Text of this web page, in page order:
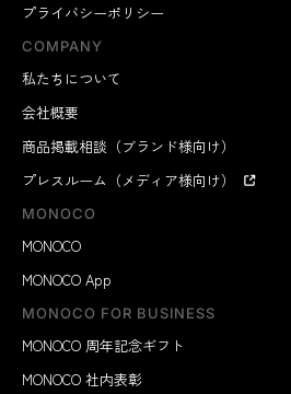
プライバシーポリシー
COMPANY
私たちについて
会社概要
商品掲載相談（ブランド様向け）
プレスルーム（メディア様向け）
MONOCO
MONOCO
MONOCO App
MONOCO FOR BUSINESS
MONOCO 周年記念ギフト
MONOCO 社内表彰